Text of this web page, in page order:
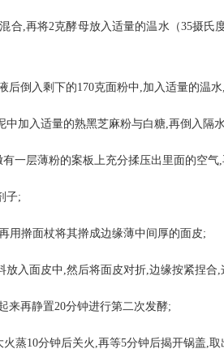
合,再将2克酵母放入适量的温水（35摄
后倒入剩下的170克面粉中,加入适量的
加入适量的熟黑芝麻粉与白糖,再倒入隔
一层薄粉的案板上充分揉压出里面的空
子;
用擀面杖将其擀成边缘薄中间厚的面皮;
入面皮中,然后将面皮对折,边缘按紧捏合
来再静置20分钟进行第二次发酵;
蒸10分钟后关火,再等5分钟后揭开锅盖,取